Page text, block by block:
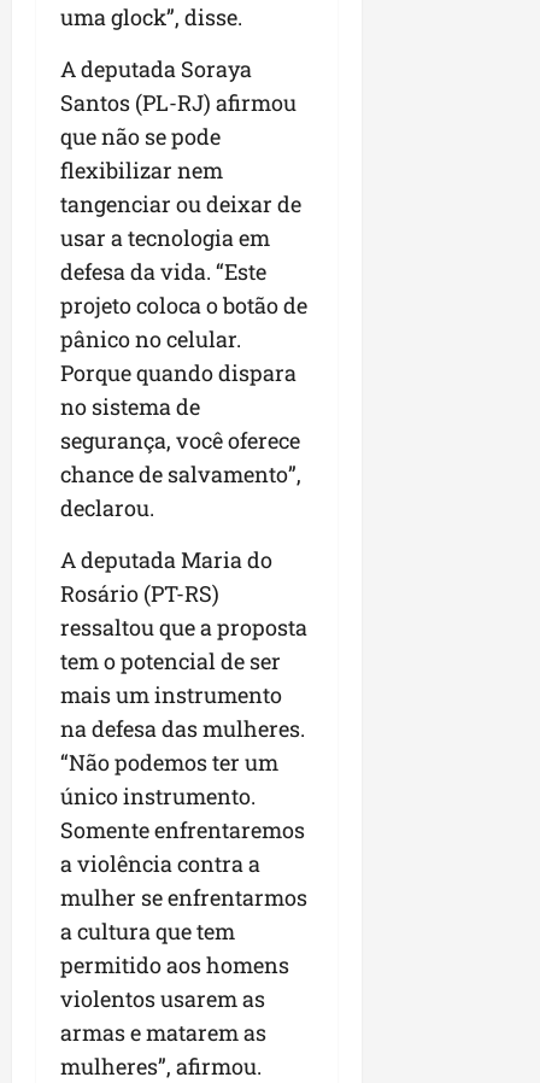
uma glock”, disse.
A deputada Soraya
Santos (PL-RJ) afirmou
que não se pode
flexibilizar nem
tangenciar ou deixar de
usar a tecnologia em
defesa da vida. “Este
projeto coloca o botão de
pânico no celular.
Porque quando dispara
no sistema de
segurança, você oferece
chance de salvamento”,
declarou.
A deputada Maria do
Rosário (PT-RS)
ressaltou que a proposta
tem o potencial de ser
mais um instrumento
na defesa das mulheres.
“Não podemos ter um
único instrumento.
Somente enfrentaremos
a violência contra a
mulher se enfrentarmos
a cultura que tem
permitido aos homens
violentos usarem as
armas e matarem as
mulheres”, afirmou.